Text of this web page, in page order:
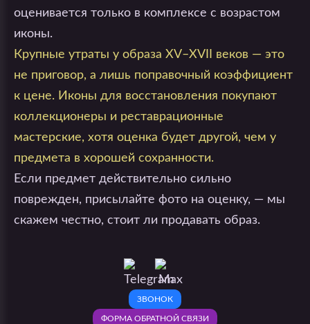
оценивается только в комплексе с возрастом
иконы.
Крупные утраты у образа XV–XVII веков — это
не приговор, а лишь поправочный коэффициент
к цене. Иконы для восстановления покупают
коллекционеры и реставрационные
мастерские, хотя оценка будет другой, чем у
предмета в хорошей сохранности.
Если предмет действительно сильно
поврежден, присылайте фото на оценку, — мы
скажем честно, стоит ли продавать образ.
ЗВОНОК
ФОРМА ОБРАТНОЙ СВЯЗИ